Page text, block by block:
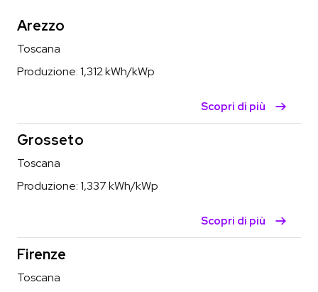
Arezzo
Toscana
Produzione:1,312kWh/kWp
Scopri di più
Grosseto
Toscana
Produzione:1,337kWh/kWp
Scopri di più
Firenze
Toscana